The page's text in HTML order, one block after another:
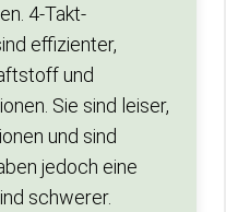
4-Takt-
effizienter,
und
Sie sind leiser,
und sind
jedoch eine
schwerer.